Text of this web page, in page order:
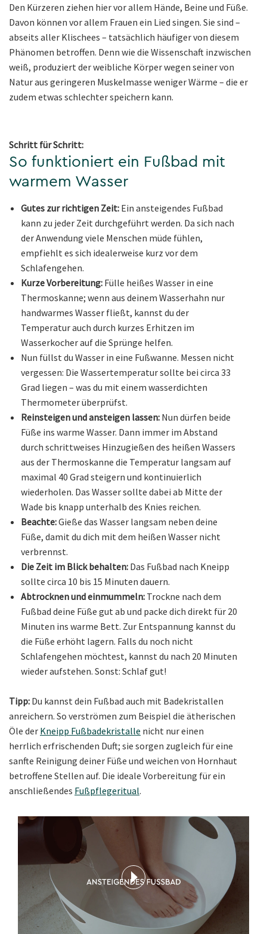
Den Kürzeren ziehen hier vor allem Hände, Beine und Füße.
Davon können vor allem Frauen ein Lied singen. Sie sind –
abseits aller Klischees – tatsächlich häufiger von diesem
Phänomen betroffen. Denn wie die Wissenschaft inzwischen
weiß, produziert der weibliche Körper wegen seiner von
Natur aus geringeren Muskelmasse weniger Wärme – die er
zudem etwas schlechter speichern kann.
Schritt für Schritt:
So funktioniert ein Fußbad mit
warmem Wasser
Gutes zur richtigen Zeit: Ein ansteigendes Fußbad
kann zu jeder Zeit durchgeführt werden. Da sich nach
der Anwendung viele Menschen müde fühlen,
empfiehlt es sich idealerweise kurz vor dem
Schlafengehen.
Kurze Vorbereitung: Fülle heißes Wasser in eine
Thermoskanne; wenn aus deinem Wasserhahn nur
handwarmes Wasser fließt, kannst du der
Temperatur auch durch kurzes Erhitzen im
Wasserkocher auf die Sprünge helfen.
Nun füllst du Wasser in eine Fußwanne. Messen nicht
vergessen: Die Wassertemperatur sollte bei circa 33
Grad liegen – was du mit einem wasserdichten
Thermometer überprüfst.
Reinsteigen und ansteigen lassen: Nun dürfen beide
Füße ins warme Wasser. Dann immer im Abstand
durch schrittweises Hinzugießen des heißen Wassers
aus der Thermoskanne die Temperatur langsam auf
maximal 40 Grad steigern und kontinuierlich
wiederholen. Das Wasser sollte dabei ab Mitte der
Wade bis knapp unterhalb des Knies reichen.
Beachte:Gieße das Wasser langsam neben deine
Füße, damit du dich mit dem heißen Wasser nicht
verbrennst.
Die Zeit im Blick behalten: Das Fußbad nach Kneipp
sollte circa 10 bis 15 Minuten dauern.
Abtrocknen und einmummeln: Trockne nach dem
Fußbad deine Füße gut ab und packe dich direkt für 20
Minuten ins warme Bett. Zur Entspannung kannst du
die Füße erhöht lagern. Falls du noch nicht
Schlafengehen möchtest, kannst du nach 20 Minuten
wieder aufstehen. Sonst: Schlaf gut!
Tipp: Du kannst dein Fußbad auch mit Badekristallen
anreichern. So verströmen zum Beispiel die ätherischen
Öle der Kneipp Fußbadekristalle nicht nur einen
herrlich erfrischenden Duft; sie sorgen zugleich für eine
sanfte Reinigung deiner Füße und weichen von Hornhaut
betroffene Stellen auf. Die ideale Vorbereitung für ein
anschließendes Fußpflegeritual.